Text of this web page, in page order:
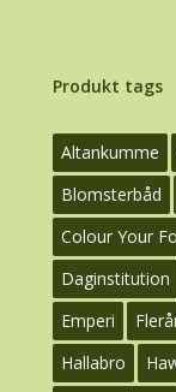
Produkt tags
Altankumme
Blomsterbåd
Colour Your
Daginstitution
Emperi
Hallabro